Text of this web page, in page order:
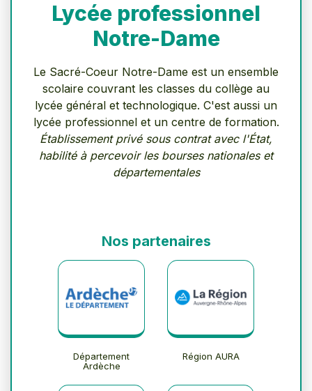
Lycée professionnel
Notre-Dame
Le Sacré-Coeur Notre-Dame est un ensemble
scolaire couvrant les classes du collège au
lycée général et technologique. C'est aussi un
lycée professionnel et un centre de formation.
Établissement privé sous contrat avec l'État,
habilité à percevoir les bourses nationales et
départementales
Nos partenaires
Département
Ardèche
Région AURA